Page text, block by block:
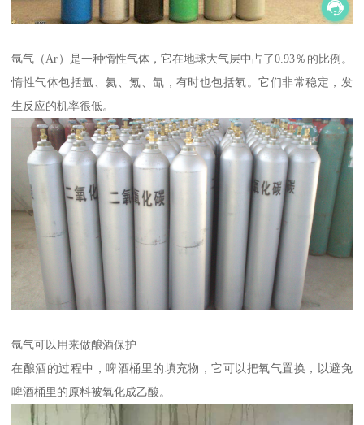
氩气（Ar）是一种惰性气体，它在地球大气层中占了0.93％的比例。
惰性气体包括氩、氦、氪、氙，有时也包括氡。它们非常稳定，发
生反应的机率很低。
氩气可以用来做酿酒保护
在酿酒的过程中，啤酒桶里的填充物，它可以把氧气置换，以避免
啤酒桶里的原料被氧化成乙酸。